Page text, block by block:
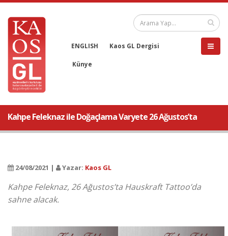
ENGLISH Kaos GL Dergisi
Künye
Kahpe Feleknaz ile Doğaçlama Varyete 26 Ağustos’ta
24/08/2021 | Yazar: Kaos GL
Kahpe Feleknaz, 26 Ağustos’ta Hauskraft Tattoo’da
sahne alacak.